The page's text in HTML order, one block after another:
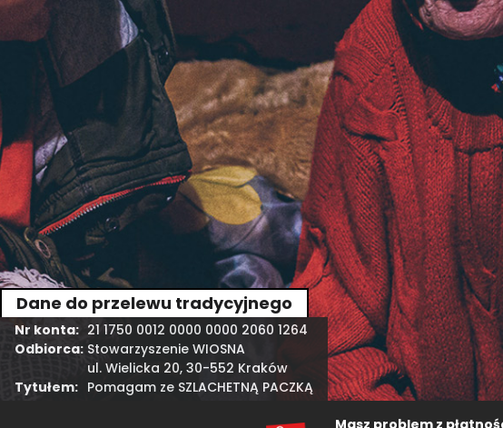
Dane do przelewu tradycyjnego
Nr konta: 21 1750 0012 0000 0000 2060 1264
Odbiorca: Stowarzyszenie WIOSNA
ul. Wielicka 20, 30-552 Kraków
Tytułem: Pomagam ze SZLACHETNĄ PACZKĄ
Masz problem z